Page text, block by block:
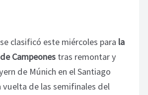
clasificó este miércoles para la
Campeones tras remontar y
de Múnich en el Santiago
vuelta de las semifinales del